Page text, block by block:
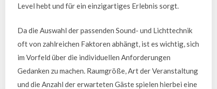
Level hebt und für ein einzigartiges Erlebnis sorgt.
Da die Auswahl der passenden Sound- und Lichttechnik
oft von zahlreichen Faktoren abhängt, ist es wichtig, sich
im Vorfeld über die individuellen Anforderungen
Gedanken zu machen. Raumgröße, Art der Veranstaltung
und die Anzahl der erwarteten Gäste spielen hierbei eine